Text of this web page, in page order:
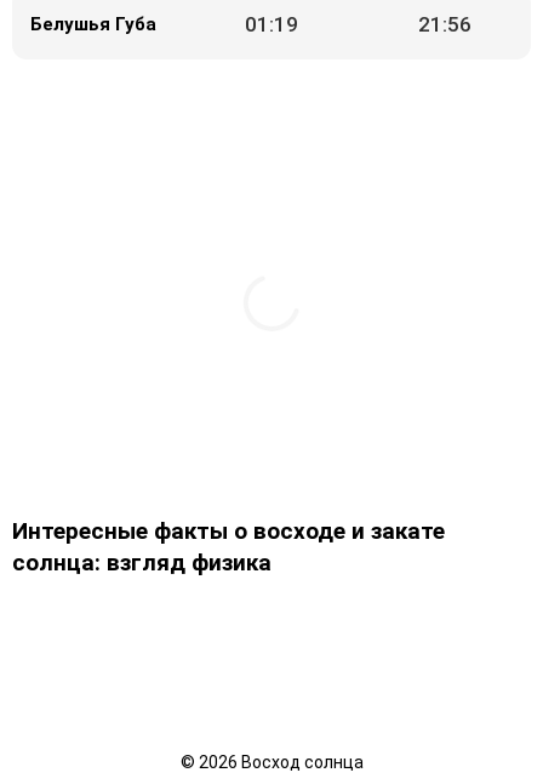
Белушья Губа 01:19 21:56
Интересные факты о восходе и закате
солнца: взгляд физика
© 2026 Восход солнца